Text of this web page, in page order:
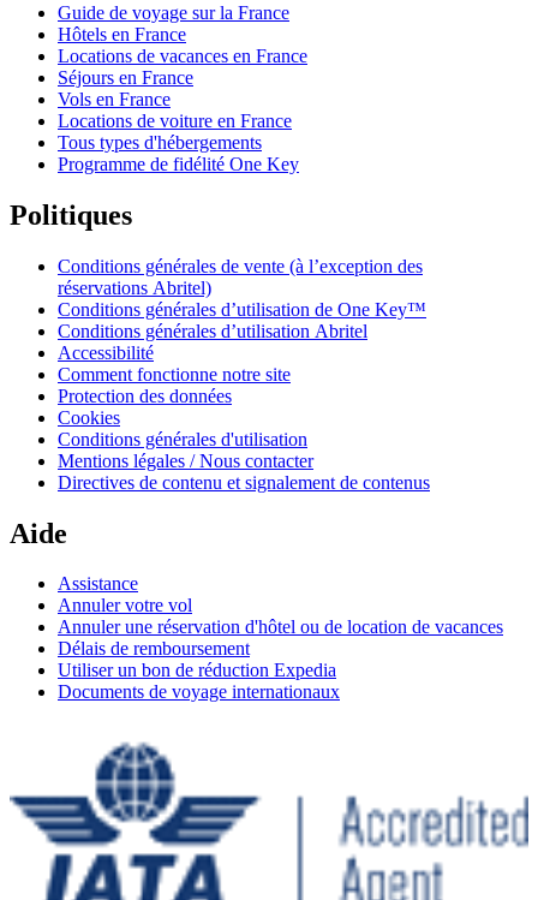
Guide de voyage sur la France
Hôtels en France
Locations de vacances en France
Séjours en France
Vols en France
Locations de voiture en France
Tous types d'hébergements
Programme de fidélité One Key
Politiques
Conditions générales de vente (à l’exception des
réservations Abritel)
Conditions générales d’utilisation de One Key™
Conditions générales d’utilisation Abritel
Accessibilité
Comment fonctionne notre site
Protection des données
Cookies
Conditions générales d'utilisation
Mentions légales / Nous contacter
Directives de contenu et signalement de contenus
Aide
Assistance
Annuler votre vol
Annuler une réservation d'hôtel ou de location de vacances
Délais de remboursement
Utiliser un bon de réduction Expedia
Documents de voyage internationaux